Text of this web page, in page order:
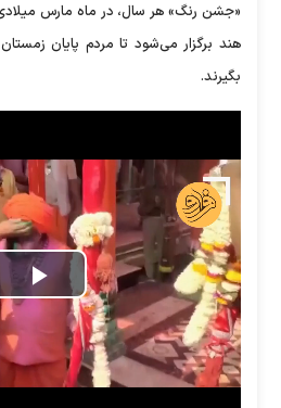
«جشن رنگ» هر سال، در ماه مارس
هند برگزار می‌شود تا مردم پایان
بگیرند.
Play
Video